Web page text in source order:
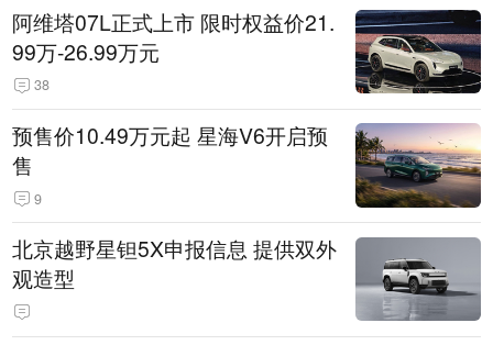
阿维塔07L正式上市 限时权益价21.
99万-26.99万元
38
预售价10.49万元起 星海V6开启预
售
9
北京越野星钽5X申报信息 提供双外
观造型